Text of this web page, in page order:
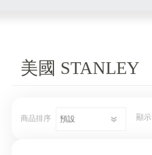
美國 STANLEY
商品排序 顯示